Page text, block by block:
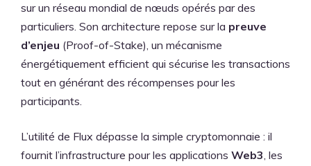
sur un réseau mondial de nœuds opérés par des
particuliers. Son architecture repose sur la preuve
d’enjeu (Proof-of-Stake), un mécanisme
énergétiquement efficient qui sécurise les transactions
tout en générant des récompenses pour les
participants.
L’utilité de Flux dépasse la simple cryptomonnaie : il
fournit l’infrastructure pour les applications Web3, les